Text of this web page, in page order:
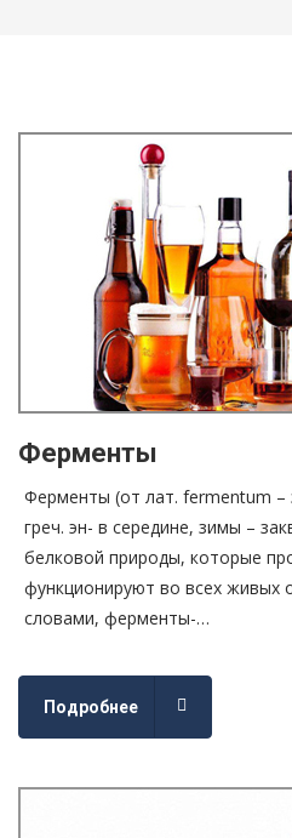
Ферменты
Ферменты (от лат. fermentum –
греч. эн- в середине, зимы –
белковой природы, которые
функционируют во всех живых
словами, ферменты-…
Подробнее